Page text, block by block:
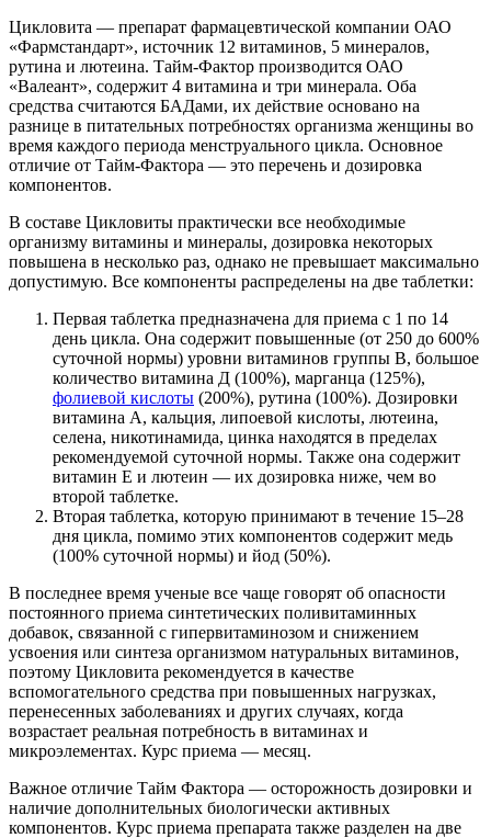
Цикловита — препарат фармацевтической компании ОАО
«Фармстандарт», источник 12 витаминов, 5 минералов,
рутина и лютеина. Тайм-Фактор производится ОАО
«Валеант», содержит 4 витамина и три минерала. Оба
средства считаются БАДами, их действие основано на
разнице в питательных потребностях организма женщины во
время каждого периода менструального цикла. Основное
отличие от Тайм-Фактора — это перечень и дозировка
компонентов.
В составе Цикловиты практически все необходимые
организму витамины и минералы, дозировка некоторых
повышена в несколько раз, однако не превышает максимально
допустимую. Все компоненты распределены на две таблетки:
Первая таблетка предназначена для приема с 1 по 14
день цикла. Она содержит повышенные (от 250 до 600%
суточной нормы) уровни витаминов группы В, большое
количество витамина Д (100%), марганца (125%),
фолиевой кислоты (200%), рутина (100%). Дозировки
витамина А, кальция, липоевой кислоты, лютеина,
селена, никотинамида, цинка находятся в пределах
рекомендуемой суточной нормы. Также она содержит
витамин Е и лютеин — их дозировка ниже, чем во
второй таблетке.
Вторая таблетка, которую принимают в течение 15–28
дня цикла, помимо этих компонентов содержит медь
(100% суточной нормы) и йод (50%).
В последнее время ученые все чаще говорят об опасности
постоянного приема синтетических поливитаминных
добавок, связанной с гипервитаминозом и снижением
усвоения или синтеза организмом натуральных витаминов,
поэтому Цикловита рекомендуется в качестве
вспомогательного средства при повышенных нагрузках,
перенесенных заболеваниях и других случаях, когда
возрастает реальная потребность в витаминах и
микроэлементах. Курс приема — месяц.
Важное отличие Тайм Фактора — осторожность дозировки и
наличие дополнительных биологически активных
компонентов. Курс приема препарата также разделен на две